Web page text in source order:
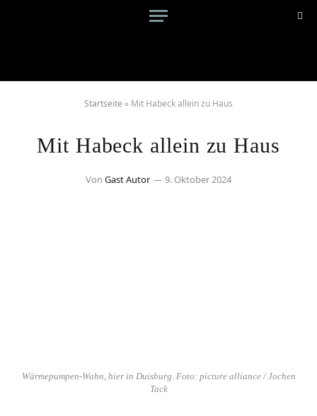
Startseite » Mit Habeck allein zu Haus
Mit Habeck allein zu Haus
Von Gast Autor 9. Oktober 2024
Wärmepumpen-Wahn, hier in Duisburg. Foto: picture alliance / Jochen
Tack